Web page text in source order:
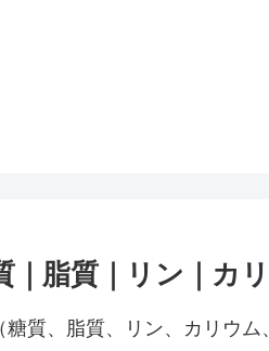
｜脂質｜リン｜カ
質、脂質、リン、カリウ